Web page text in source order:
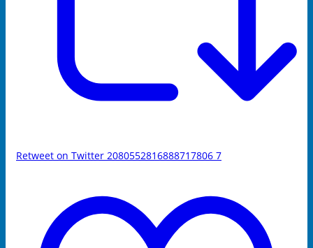
Retweet on Twitter 2080552816888717806 7